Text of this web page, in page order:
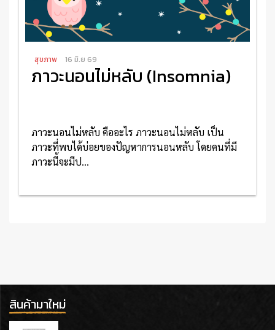
สุขภาพ 16 มิ.ย 69
ภาวะนอนไม่หลับ (Insomnia)
ภาวะนอนไม่หลับ คืออะไร ภาวะนอนไม่หลับ เป็น
ภาวะที่พบได้บ่อยของปัญหาการนอนหลับ โดยคนที่มี
ภาวะนี้จะมีป...
สินค้ามาใหม่